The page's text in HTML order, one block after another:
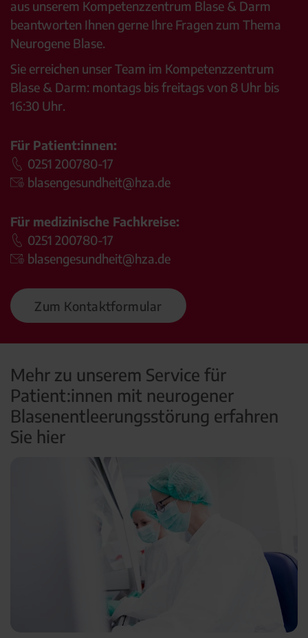
aus unserem Kompetenzzentrum Blase & Darm
beantworten Ihnen gerne Ihre Fragen zum Thema
Neurogene Blase.
Sie erreichen unser Team im Kompetenzzentrum
Blase & Darm: montags bis freitags von 8 Uhr bis
16:30 Uhr.
Für Patient:innen:
0251 200780-17
blasengesundheit@hza.de
Für medizinische Fachkreise:
0251 200780-17
blasengesundheit@hza.de
Zum Kontaktformular
Mehr zu unserem Service für
Patient:innen mit neurogener
Blasenentleerungsstörung erfahren
Sie hier